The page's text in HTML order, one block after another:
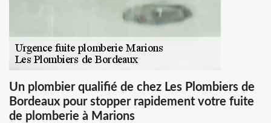
Un plombier qualifié de chez Les Plombiers de
Bordeaux pour stopper rapidement votre fuite
de plomberie à Marions